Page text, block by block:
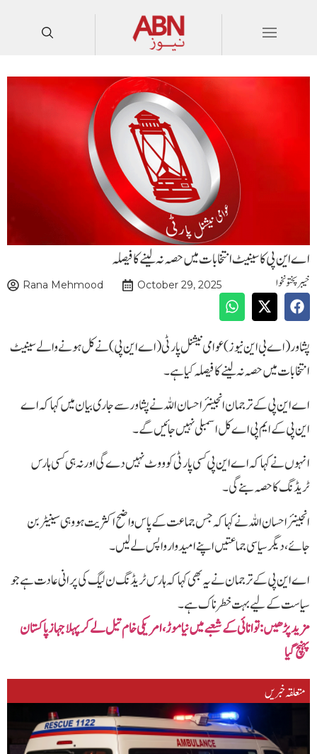
اے این پی کا سینیٹ انتخابات میں حصہ نہ لینے کا فیصلہ
خیبرپختونخوا Rana Mehmood October 29, 2025
پشاور(اے بی این نیوز) عوامی نیشنل پارٹی (اے این پی) نے کل ہونے والے سینیٹ
انتخابات میں حصہ نہ لینے کا فیصلہ کیا ہے۔
اے این پی کے ترجمان انجینئر احسان اللہ نے پشاور سے جاری بیان میں کہا کہ اے
این پی کے ایم پی اے کل اسمبلی نہیں جائیں گے۔
انہوں نے کہا کہ اے این پی کسی پارٹی کو ووٹ نہیں دے گی اور نہ ہی کسی ہارس
ٹریڈنگ کا حصہ بنے گی۔
انجینئر احسان اللہ نے کہا کہ جس جماعت کے پاس واضح اکثریت ہو وہی سینیٹر بن
جائے، دیگر سیاسی جماعتیں اپنے امیدوار واپس لے لیں۔
اے این پی کے ترجمان نے یہ بھی کہا کہ ہارس ٹریڈنگ ن لیگ کی پرانی عادت ہے جو
سیاست کے لیے بہت خطرناک ہے۔
مزید پڑھیں‌:توانائی کے شعبے میں نیا موڑ، امریکی خام تیل لے کر پہلا جہاز پاکستان
پہنچ گیا
متعلقہ خبریں